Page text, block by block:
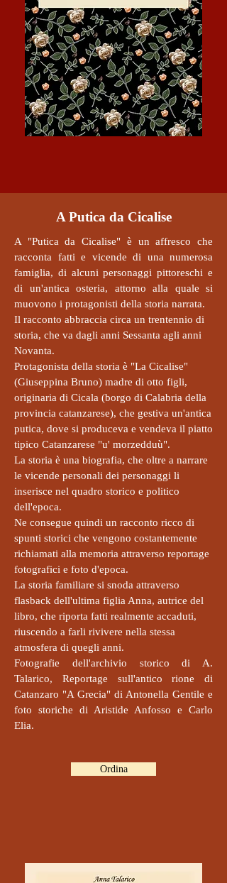
A Putica da Cicalise
A "Putica da Cicalise" è un affresco che
racconta fatti e vicende di una numerosa
famiglia, di alcuni personaggi pittoreschi e
di un'antica osteria, attorno alla quale si
muovono i protagonisti della storia narrata.
Il racconto abbraccia circa un trentennio di
storia, che va dagli anni Sessanta agli anni
Novanta.
Protagonista della storia è "La Cicalise"
(Giuseppina Bruno) madre di otto figli,
originaria di Cicala (borgo di Calabria della
provincia catanzarese), che gestiva un'antica
putica, dove si produceva e vendeva il piatto
tipico Catanzarese "u' morzedduù".
La storia è una biografia, che oltre a narrare
le vicende personali dei personaggi li
inserisce nel quadro storico e politico
dell'epoca.
Ne consegue quindi un racconto ricco di
spunti storici che vengono costantemente
richiamati alla memoria attraverso reportage
fotografici e foto d'epoca.
La storia familiare si snoda attraverso
flasback dell'ultima figlia Anna, autrice del
libro, che riporta fatti realmente accaduti,
riuscendo a farli rivivere nella stessa
atmosfera di quegli anni.
Fotografie dell'archivio storico di A.
Talarico, Reportage sull'antico rione di
Catanzaro "A Grecia" di Antonella Gentile e
foto storiche di Aristide Anfosso e Carlo
Elia.
Ordina